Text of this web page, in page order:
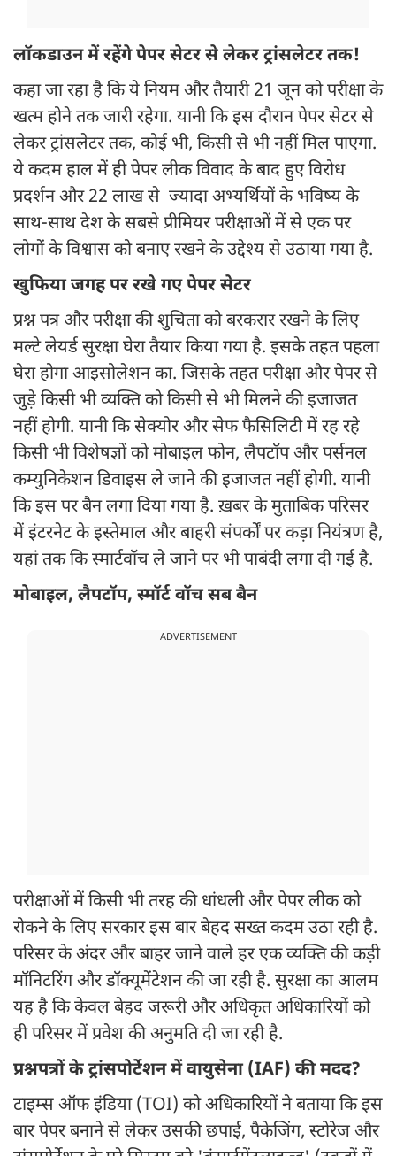
लॉकडाउन में रहेंगे पेपर सेटर से लेकर ट्रांसलेटर तक!
कहा जा रहा है कि ये नियम और तैयारी 21 जून को परीक्षा के
खत्म होने तक जारी रहेगा. यानी कि इस दौरान पेपर सेटर से
लेकर ट्रांसलेटर तक, कोई भी, किसी से भी नहीं मिल पाएगा.
ये कदम हाल में ही पेपर लीक विवाद के बाद हुए विरोध
प्रदर्शन और 22 लाख से ज्यादा अभ्यर्थियों के भविष्य के
साथ-साथ देश के सबसे प्रीमियर परीक्षाओं में से एक पर
लोगों के विश्वास को बनाए रखने के उद्देश्य से उठाया गया है.
खुफिया जगह पर रखे गए पेपर सेटर
प्रश्न पत्र और परीक्षा की शुचिता को बरकरार रखने के लिए
मल्टे लेयर्ड सुरक्षा घेरा तैयार किया गया है. इसके तहत पहला
घेरा होगा आइसोलेशन का. जिसके तहत परीक्षा और पेपर से
जुड़े किसी भी व्यक्ति को किसी से भी मिलने की इजाजत
नहीं होगी. यानी कि सेक्योर और सेफ फैसिलिटी में रह रहे
किसी भी विशेषज्ञों को मोबाइल फोन, लैपटॉप और पर्सनल
कम्युनिकेशन डिवाइस ले जाने की इजाजत नहीं होगी. यानी
कि इस पर बैन लगा दिया गया है. ख़बर के मुताबिक परिसर
में इंटरनेट के इस्तेमाल और बाहरी संपर्कों पर कड़ा नियंत्रण है,
यहां तक कि स्मार्टवॉच ले जाने पर भी पाबंदी लगा दी गई है.
मोबाइल, लैपटॉप, स्मॉर्ट वॉच सब बैन
ADVERTISEMENT
परीक्षाओं में किसी भी तरह की धांधली और पेपर लीक को
रोकने के लिए सरकार इस बार बेहद सख्त कदम उठा रही है.
परिसर के अंदर और बाहर जाने वाले हर एक व्यक्ति की कड़ी
मॉनिटरिंग और डॉक्यूमेंटेशन की जा रही है. सुरक्षा का आलम
यह है कि केवल बेहद जरूरी और अधिकृत अधिकारियों को
ही परिसर में प्रवेश की अनुमति दी जा रही है.
प्रश्नपत्रों के ट्रांसपोर्टेशन में वायुसेना (IAF) की मदद?
टाइम्स ऑफ इंडिया (TOI) को अधिकारियों ने बताया कि इस
बार पेपर बनाने से लेकर उसकी छपाई, पैकेजिंग, स्टोरेज और